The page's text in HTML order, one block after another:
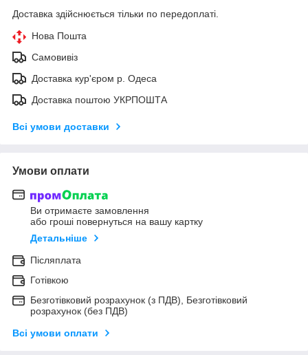
Доставка здійснюється тільки по передоплаті.
Нова Пошта
Самовивіз
Доставка кур'єром р. Одеса
Доставка поштою УКРПОШТА
Всі умови доставки
Умови оплати
Ви отримаєте замовлення
або гроші повернуться на вашу картку
Детальніше
Післяплата
Готівкою
Безготівковий розрахунок (з ПДВ), Безготівковий
розрахунок (без ПДВ)
Всі умови оплати